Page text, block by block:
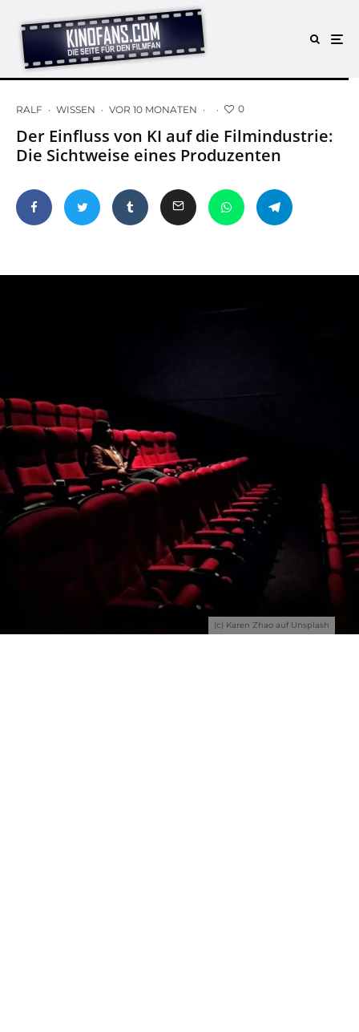
RALF · WISSEN · VOR 10 MONATEN · · 0
Der Einfluss von KI auf die Filmindustrie:
Die Sichtweise eines Produzenten
(c) Karen Zhao auf Unsplash